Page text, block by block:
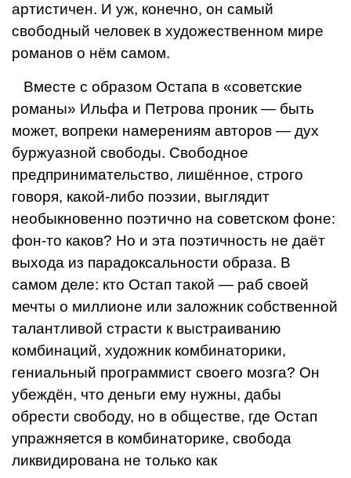
артистичен. И уж, конечно, он самый
свободный человек в художественном мире
романов о нём самом.
Вместе с образом Остапа в «советские
романы» Ильфа и Петрова про­ник — быть
может, вопреки намере­ниям авторов — дух
буржуазной свободы. Свободное
предпринимательство, лишён­ное, строго
говоря, какой-либо поэзии, вы­глядит
необыкновенно поэтично на совет­ском фоне:
фон-то каков? Но и эта по­этичность не даёт
выхода из парадоксаль­ности образа. В
самом деле: кто Остап такой — раб своей
мечты о миллионе или заложник собственной
талантливой страсти к выстраиванию
комбинаций, художник ком­бинаторики,
гениальный программист сво­его мозга? Он
убеждён, что деньги ему нужны, дабы
обрести свободу, но в общест­ве, где Остап
упражняется в комбинато­рике, свобода
ликвидирована не только как